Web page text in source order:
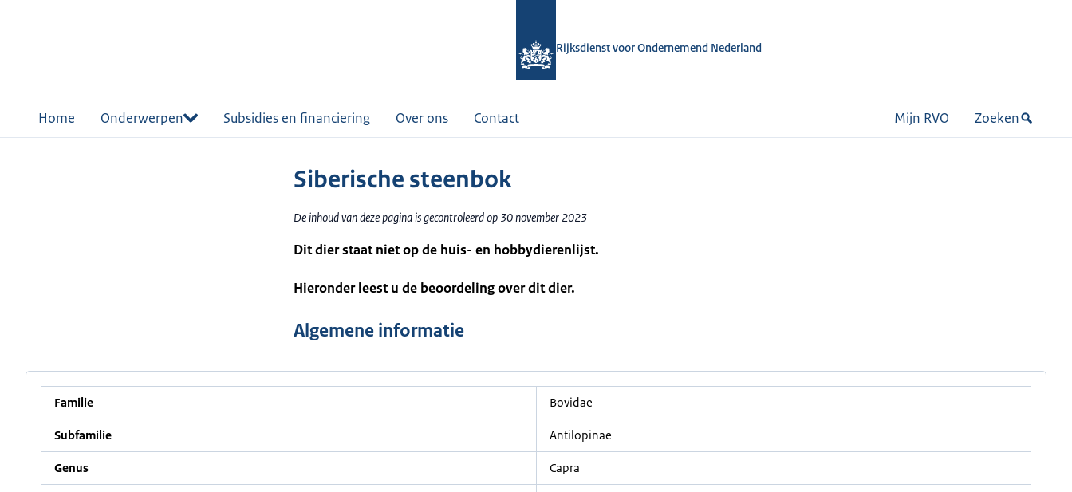
Rijksdienst voor Ondernemend Nederland
Home Onderwerpen Subsidies en financiering Over ons Contact Mijn RVO Zoeken
Siberische steenbok
De inhoud van deze pagina is gecontroleerd op 30 november 2023
Dit dier staat niet op de huis- en hobbydierenlijst.
Hieronder leest u de beoordeling over dit dier.
Algemene informatie
Familie Bovidae
Subfamilie Antilopinae
Genus Capra